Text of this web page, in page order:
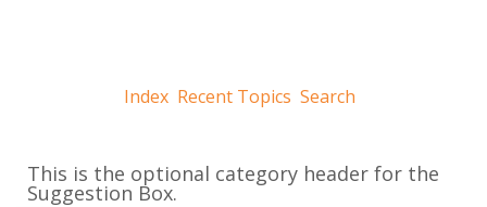
Index Recent Topics Search
This is the optional category header for the
Suggestion Box.